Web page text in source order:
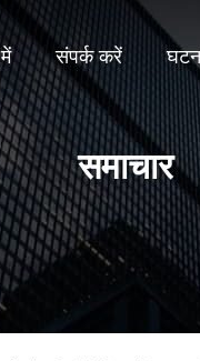
संपर्क करें
समाचार